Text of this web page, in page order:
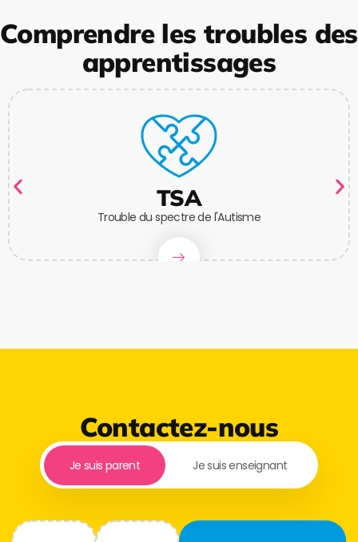
Comprendre les troubles des
apprentissages
TSA
Trouble du spectre de l'Autisme
Contactez-nous
Je suis parent Je suis enseignant